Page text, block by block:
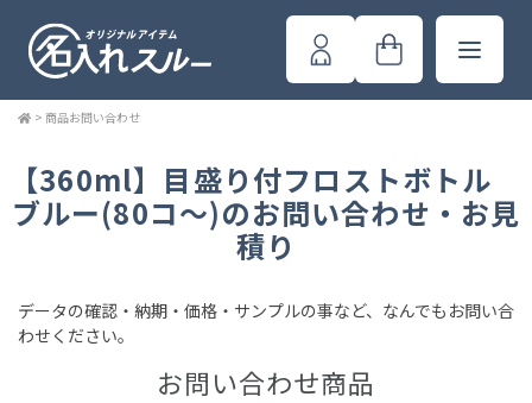
> 商品お問い合わせ
【360ml】目盛り付フロストボトル
ブルー(80コ～)のお問い合わせ・お見
積り
データの確認・納期・価格・サンプルの事など、なんでもお問い合
わせください。
お問い合わせ商品